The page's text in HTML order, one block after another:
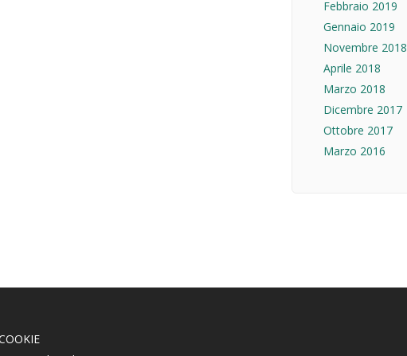
Febbraio 2019
Gennaio 2019
Novembre 2018
Aprile 2018
Marzo 2018
Dicembre 2017
Ottobre 2017
Marzo 2016